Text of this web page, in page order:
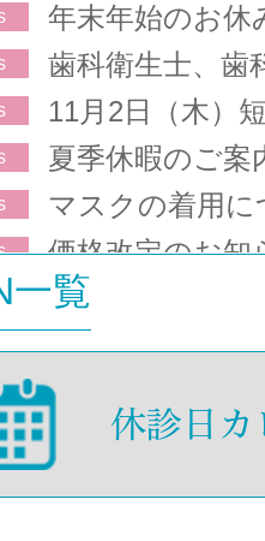
年末年始のお休
歯科衛生士、歯
11月2日（木）
夏季休暇のご案
マスクの着用に
価格改定のお知
一覧